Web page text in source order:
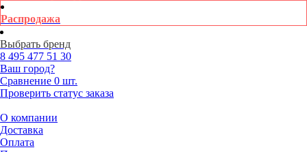
Распродажа
Выбрать бренд
8 495 477 51 30
Ваш город?
Сравнение 0 шт.
Проверить статус заказа
О компании
Доставка
Оплата